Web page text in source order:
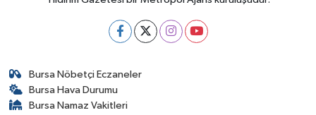
Bursa Nöbetçi Eczaneler
Bursa Hava Durumu
Bursa Namaz Vakitleri